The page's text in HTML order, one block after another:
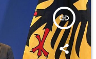
insert_link